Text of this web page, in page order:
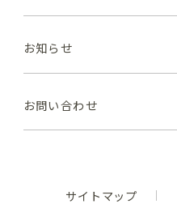
お知らせ
お問い合わせ
サイトマップ